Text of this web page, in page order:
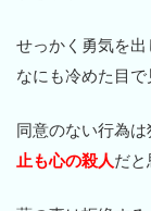
せっかく勇気を出
なにも冷めた目で
同意のない行為は
止も心の殺人 だと